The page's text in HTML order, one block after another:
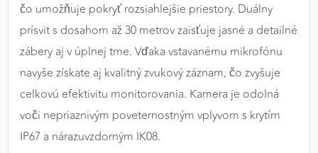
čo umožňuje pokryť rozsiahlejšie priestory. Duálny
prísvit s dosahom až 30 metrov zaisťuje jasné a detailné
zábery aj v úplnej tme. Vďaka vstavanému mikrofónu
navyše získate aj kvalitný zvukový záznam, čo zvyšuje
celkovú efektivitu monitorovania. Kamera je odolná
voči nepriaznivým poveternostným vplyvom s krytím
IP67 a nárazuvzdorným IK08.